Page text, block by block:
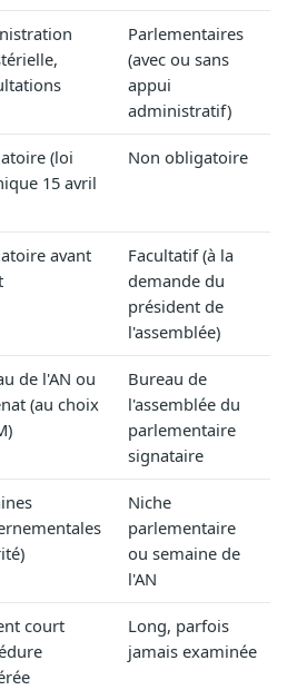
pour vos contenus
pour vos travaux académiques
finance, numérique…
temps
Legiwatch incluse
la procédure, le plaidoyer
Parlementaires
(avec ou sans
appui
administratif)
(loi
15 avril
Non obligatoire
avant
Facultatif (à la
demande du
président de
l'assemblée)
de l'AN ou
(au choix
Bureau de
l'assemblée du
parlementaire
signataire
Niche
parlementaire
ou semaine de
l'AN
court
Long, parfois
jamais examinée